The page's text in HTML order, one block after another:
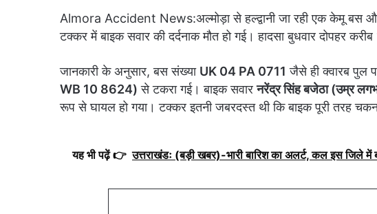
Almora Accident News:अल्मोड़ा से हल्द्वानी जा रही एक केमू बस
टक्कर में बाइक सवार की दर्दनाक मौत हो गई। हादसा बुधवार दोपहर
जानकारी के अनुसार, बस संख्या UK 04 PA 0711 जैसे ही क्वारब पुल
WB 10 8624) से टकरा गई। बाइक सवारनरेंद्र सिंह बजेठा (उम्र
रूप से घायल हो गया। टक्कर इतनी जबरदस्त थी कि बाइक पूरी तरह
यह भी पढ़ें 👉 उत्तराखंडः (बड़ी खबर)-भारी बारिश का अलर्ट, कल इस जिले